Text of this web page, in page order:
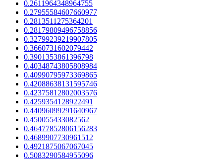
0.2611964348964755
0.27955584607660977
0.2813511275364201
0.28179809496758856
0.32799239219907805
0.3660731602079442
0.3901353861396798
0.40348743805808984
0.40990795973369865
0.42088638131595746
0.42375812802003576
0.4259354128922491
0.44096099291640967
0.450055433082562
0.46477852806156283
0.4689907730961512
0.4921875067067045
0.5083290584955096